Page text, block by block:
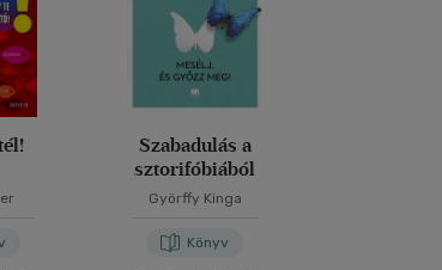
Szabadulás a
sztorifóbiából
Györffy Kinga
Könyv